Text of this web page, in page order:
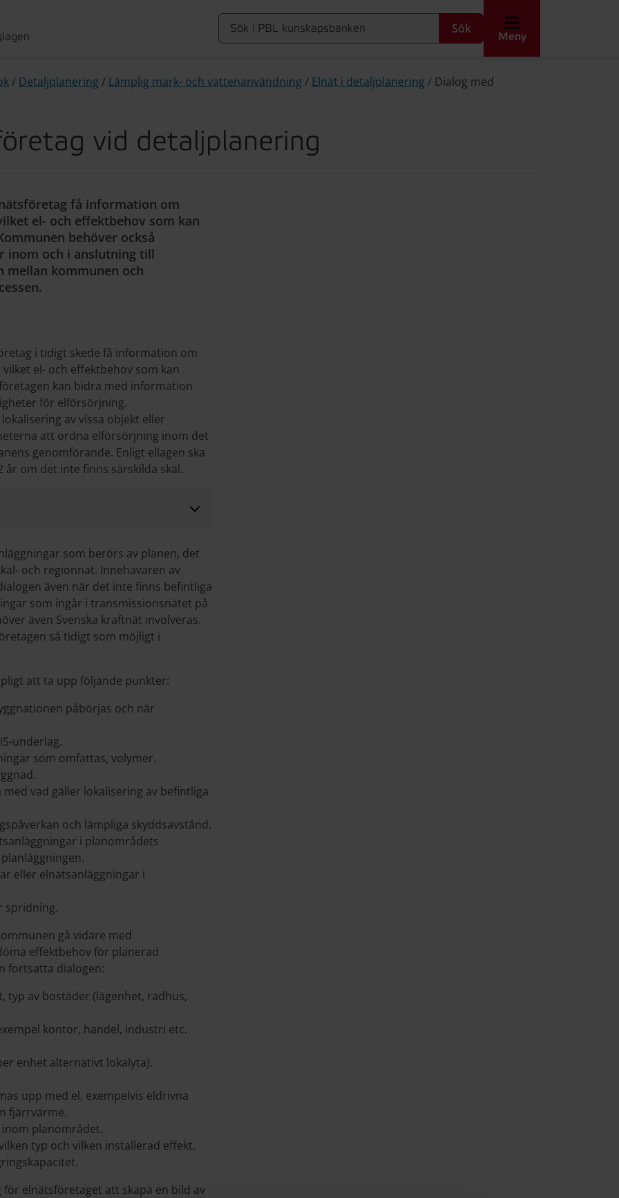
Sök
Meny
/ Detaljplanering / Lämplig mark- och vattenanvändning / Elnät i detaljplanering / Dialog med
vid detaljplanering
få information om
el- och effektbehov som kan
behöver också
inom och i anslutning till
mellan kommunen och
i tidigt skede få information om
el- och effektbehov som kan
kan bidra med information
för elförsörjning.
av vissa objekt eller
att ordna elförsörjning inom det
genomförande. Enligt ellagen ska
om det inte finns särskilda skäl.
som berörs av planen, det
och regionnät. Innehavaren av
även när det inte finns befintliga
som ingår i transmissionsnätet på
även Svenska kraftnät involveras.
så tidigt som möjligt i
att ta upp följande punkter:
påbörjas och när
underlag.
som omfattas, volymer.
vad gäller lokalisering av befintliga
och lämpliga skyddsavstånd.
i planområdets
eller elnätsanläggningar i
spridning.
gå vidare med
effektbehov för planerad
fortsatta dialogen:
av bostäder (lägenhet, radhus,
kontor, handel, industri etc.
enhet alternativt lokalyta).
upp med el, exempelvis eldrivna
fjärrvärme.
planområdet.
typ och vilken installerad effekt.
elnätsföretaget att skapa en bild av